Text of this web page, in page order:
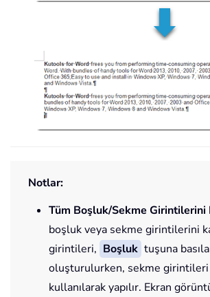
Notlar:
Tüm Boşluk/Sekme Girintilerini
boşluk veya sekme girintilerini
girintileri, Boşluk tuşuna
oluşturulurken, sekme girintileri
kullanılarak yapılır. Ekran